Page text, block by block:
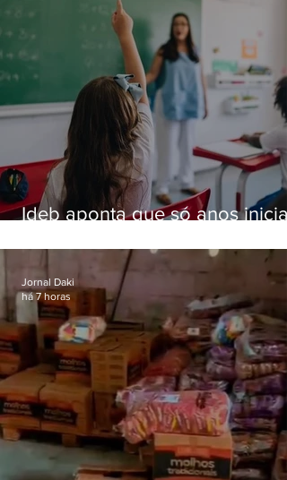
Ideb aponta que só anos
educação
Jornal Daki
há 7 horas